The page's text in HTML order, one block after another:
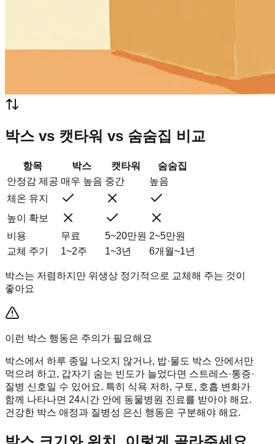
박스 vs 캣타워 vs 숨숨집 비교
항목 박스 캣타워
숨숨집
안정감 제공 매우 높음 중간
높음
체온 유지
높이 확보
비용
무료 5~20만원 2~5만원
교체 주기
1~2주 1~3년 6개월~1년
박스는 저렴하지만 위생상 정기적으로 교체해 주는 것이
좋아요
이런 박스 행동은 주의가 필요해요
박스에서 하루 종일 나오지 않거나, 밥·물도 박스 안에서만
먹으려 하고, 갑자기 숨는 빈도가 늘었다면 스트레스·통증·
질병 신호일 수 있어요. 특히 식욕 저하, 구토, 호흡 변화가
함께 나타나면 24시간 안에 동물병원 진료를 받아야 해요.
건강한 박스 애정과 질병성 은신 행동은 구분해야 해요.